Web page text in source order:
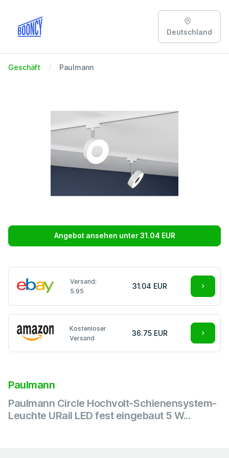
Deutschland
Geschäft Paulmann
Angebot ansehen unter 31.04 EUR
Versand:
5.95
31.04 EUR
Kostenloser
Versand
36.75 EUR
Paulmann
Paulmann Circle Hochvolt-Schienensystem-
Leuchte URail LED fest eingebaut 5 W...